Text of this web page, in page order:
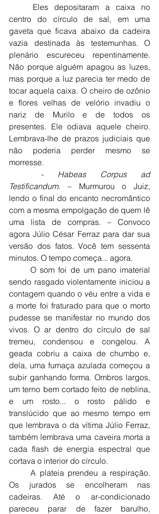
centro do círculo de sal, em uma
gaveta que ficava abaixo da cadeira
vazia destinada às testemunhas. O
plenário escureceu repentinamente.
Não porque alguém apagou as luzes,
mas porque a luz parecia ter medo de
tocar aquela caixa. O cheiro de ozônio
e flores velhas de velório invadiu o
nariz de Murilo e de todos os
presentes. Ele odiava aquele cheiro.
Lembrava-lhe de prazos judiciais que
não poderia perder mesmo se
morresse.
	-
Habeas Corpus ad
Testificandum. – Murmurou o Juiz,
lendo o final do encanto necromântico
com a mesma empolgação de quem lê
uma lista de compras. – Convoco
agora Júlio César Ferraz para dar sua
versão dos fatos. Você tem sessenta
minutos. O tempo começa... agora.
	O som foi de um pano imaterial
sendo rasgado violentamente iniciou a
contagem quando o véu entre a vida e
a morte foi fraturado para que o morto
pudesse se manifestar no mundo dos
vivos. O ar dentro do círculo de sal
tremeu, condensou e congelou. A
geada cobriu a caixa de chumbo e,
dela, uma fumaça azulada começou a
subir ganhando forma. Ombros largos,
um terno bem cortado feito de neblina,
e um rosto... o rosto pálido e
translúcido que ao mesmo tempo em
que lembrava o da vítima Júlio Ferraz,
também lembrava uma caveira morta a
cada flash de energia espectral que
cortava o interior do círculo.
	A plateia prendeu a respiração.
Os jurados se encolheram nas
cadeiras. Até o ar-condicionado
pareceu parar de fazer barulho,